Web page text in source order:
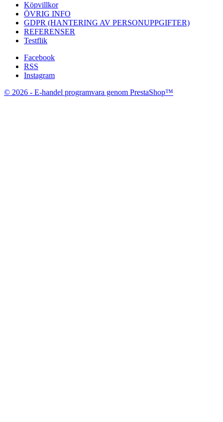
Köpvillkor
ÖVRIG INFO
GDPR (HANTERING AV PERSONUPPGIFTER)
REFERENSER
Testflik
Facebook
RSS
Instagram
© 2026 - E-handel programvara genom PrestaShop™